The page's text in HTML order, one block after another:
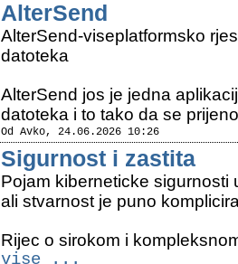
AlterSend
AlterSend-viseplatformsko
datoteka
AlterSend jos je jedna
datoteka i to tako da se
Od Avko, 24.06.2026 10:26
Sigurnost i zastita
Pojam kiberneticke sigurnosti
ali stvarnost je puno
Rijec o sirokom i
vise ...